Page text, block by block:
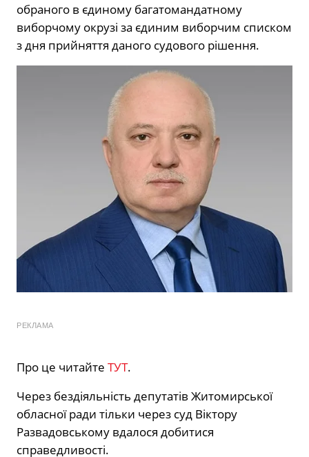
обраного в єдиному багатомандатному
виборчому окрузі за єдиним виборчим списком
з дня прийняття даного судового рішення.
РЕКЛАМА
Про це читайте ТУТ.
Через бездіяльність депутатів Житомирської
обласної ради тільки через суд Віктору
Развадовському вдалося добитися
справедливості.